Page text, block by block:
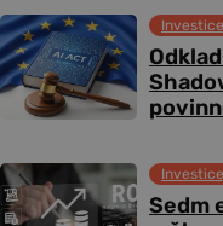
Investice
Sedm
Investice